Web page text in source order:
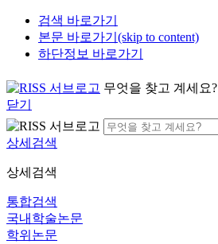
검색 바로가기
본문 바로가기(skip to content)
하단정보 바로가기
무엇을 찾고 계세요?
닫기
상세검색
상세검색
통합검색
국내학술논문
학위논문